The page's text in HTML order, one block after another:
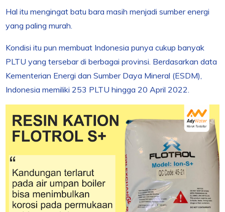
Hal itu mengingat batu bara masih menjadi sumber energi
yang paling murah.
Kondisi itu pun membuat Indonesia punya cukup banyak
PLTU yang tersebar di berbagai provinsi. Berdasarkan data
Kementerian Energi dan Sumber Daya Mineral (ESDM),
Indonesia memiliki 253 PLTU hingga 20 April 2022.